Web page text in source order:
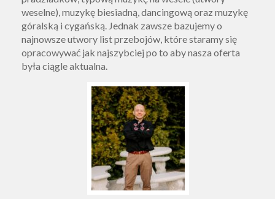
weselne), muzykę biesiadną, dancingową oraz muzykę
góralską i cygańską. Jednak zawsze bazujemy o
najnowsze utwory list przebojów, które staramy się
opracowywać jak najszybciej po to aby nasza oferta
była ciągle aktualna.